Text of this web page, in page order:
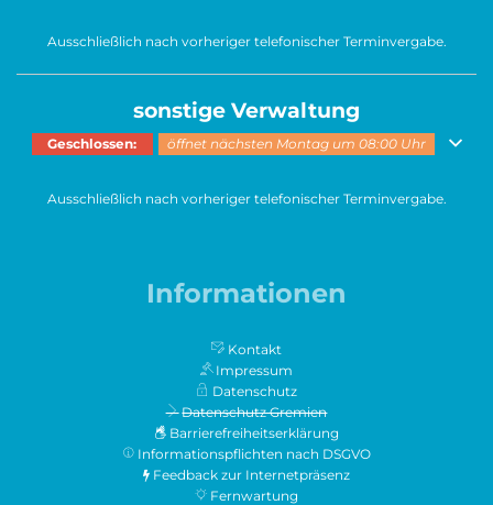
Ausschließlich nach vorheriger telefonischer Terminvergabe.
sonstige Verwaltung
Klicken, um weitere Öffnungs- oder Schließzeiten auszublenden
Geschlossen: öffnet nächsten Montag um 08:00 Uhr
Ausschließlich nach vorheriger telefonischer Terminvergabe.
Informationen
Kontakt
Impressum
Datenschutz
Datenschutz Gremien
Barrierefreiheitserklärung
Informationspflichten nach DSGVO
Feedback zur Internetpräsenz
Fernwartung